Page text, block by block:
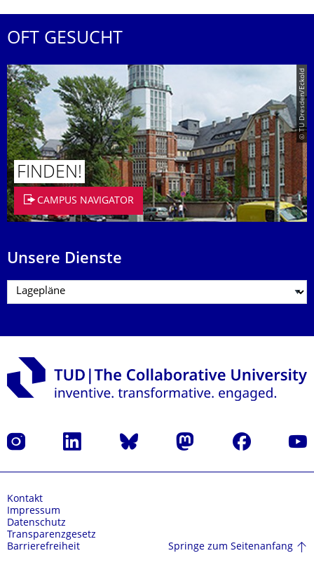
OFT GESUCHT
© TU Dresden/Eckold
FINDEN!
CAMPUS NAVIGATOR
Unsere Dienste
Instagram LinkedIn Bluesky Mastodon Facebook
Kontakt
Impressum
Datenschutz
Transparenzgesetz
Barrierefreiheit
Springe zum Seitenanfang